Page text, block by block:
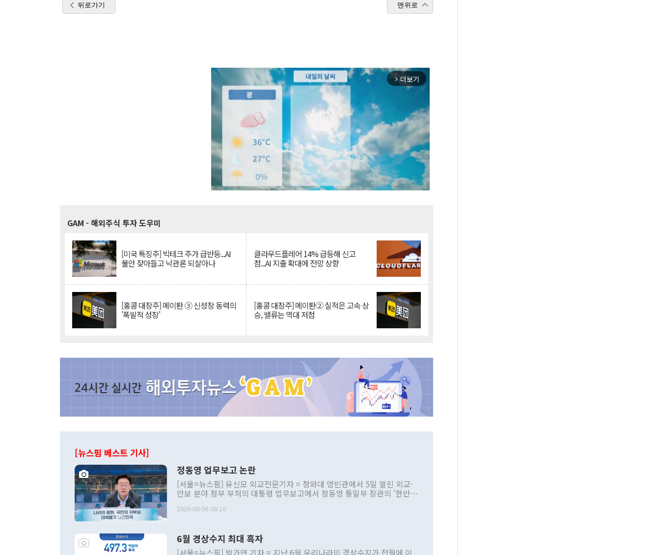
뒤로가기 맨위로
arrow_forward_ios 더보기
GAM - 해외주식 투자 도우미
[미국 특징주] 빅테크 주가 급반등...AI
불안 잦아들고 낙관론 되살아나
클라우드플레어 14% 급등해 신고
점...AI 지출 확대에 전망 상향
[홍콩 대장주] 메이퇀 ③ 신성장 동력의
'폭발적 성장'
[홍콩 대장주] 메이퇀② 실적은 고속 상
승, 밸류는 역대 저점
[뉴스핌 베스트 기사]
정동영 업무보고 논란
[서울=뉴스핌] 유신모 외교전문기자 = 청와대 영빈관에서 5일 열린 외교·
안보 분야 정부 부처의 대통령 업무보고에서 정동영 통일부 장관의 '한반도
발언 중에는 정부 내 조율을 거치지 않은 사안을 정책으로 추진하겠다고 공
주의적 희망에 근거한 비현실적 구상'이라는 비판을 내놨다. 그동안 정 장
관의 대북 정책 관련 발언이 물의를 빚은 적은 여러 번 있지만 대통령과 유
2026-08-06 06:10
6월 경상수지 최대 흑자